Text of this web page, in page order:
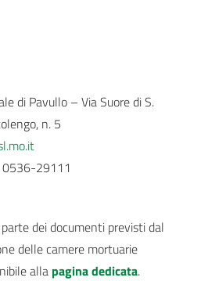
di Pavullo – Via Suore di S.
n. 5
29111
dei documenti previsti dal
delle camere mortuarie
alla pagina dedicata.